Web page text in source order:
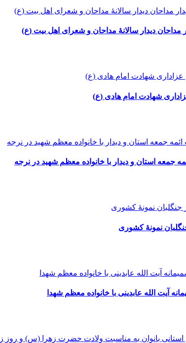
مداحان دیدار سالانۀ مداحان و شعرای اهل بیت (ع)
شهادت امام هادی (ع)
جمعه استان و دیدار با خانواده معظم شهید در نرجه
نمونۀ کشوری
آیت الله عابدینی با خانواده‌ معظم شهدا